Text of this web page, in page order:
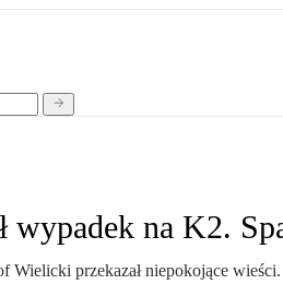
wypadek na K2.
przekazał niepokojące